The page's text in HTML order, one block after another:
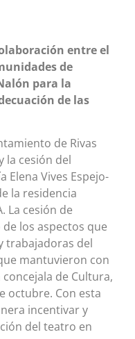
entre el
de
para la
de las
de Rivas
la cesión del
Elena Vives Espejo-
la residencia
La cesión de
los aspectos que
trabajadoras del
mantuvieron con
de Cultura,
octubre. Con esta
incentivar y
del teatro en